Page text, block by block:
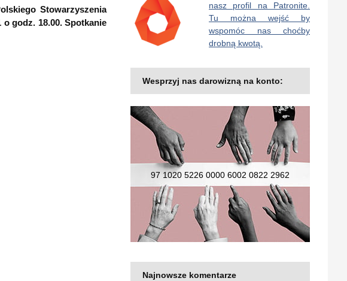
Stowarzyszenia
godz. 18.00. Spotkanie
nasz profil na Patronite.
Tu można wejść by
wspomóc nas choćby
drobną kwotą.
Wesprzyj nas darowizną na konto:
97 1020 5226 0000 6002 0822 2962
Najnowsze komentarze